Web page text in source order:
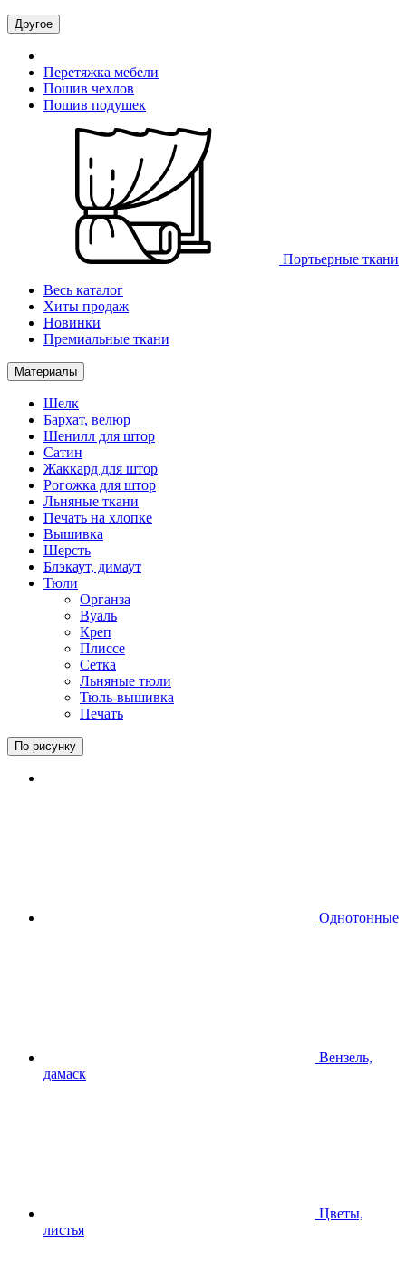
Другое
Перетяжка мебели
Пошив чехлов
Пошив подушек
Портьерные ткани
Весь каталог
Хиты продаж
Новинки
Премиальные ткани
Материалы
Шелк
Бархат, велюр
Шенилл для штор
Сатин
Жаккард для штор
Рогожка для штор
Льняные ткани
Печать на хлопке
Вышивка
Шерсть
Блэкаут, димаут
Тюли
Органза
Вуаль
Креп
Плиссе
Сетка
Льняные тюли
Тюль-вышивка
Печать
По рисунку
Однотонные
Вензель,
дамаск
Цветы,
листья